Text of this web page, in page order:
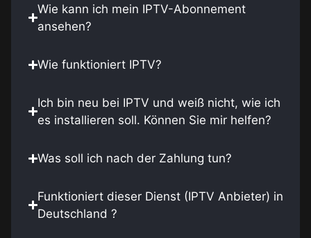
Wie kann ich mein IPTV-Abonnement
ansehen?
Wie funktioniert IPTV?
Ich bin neu bei IPTV und weiß nicht, wie ich
es installieren soll. Können Sie mir helfen?
Was soll ich nach der Zahlung tun?
Funktioniert dieser Dienst (IPTV Anbieter) in
Deutschland ?